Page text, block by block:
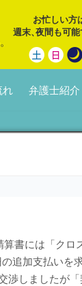
お忙しい方
週末、夜間も可能
れ 弁護士紹介
書には「ク
加支払いを
しましたが